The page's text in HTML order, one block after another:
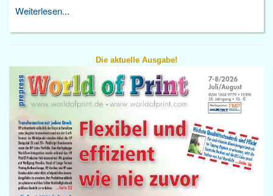
Weiterlesen...
Die aktuelle Ausgabe!